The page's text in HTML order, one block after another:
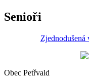
Senioři
Zjednodušená
Obec Petřvald